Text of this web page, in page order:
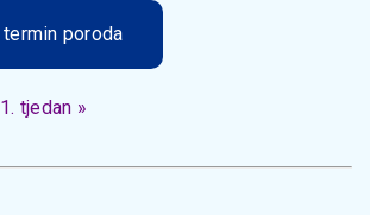
poroda
tjedan »